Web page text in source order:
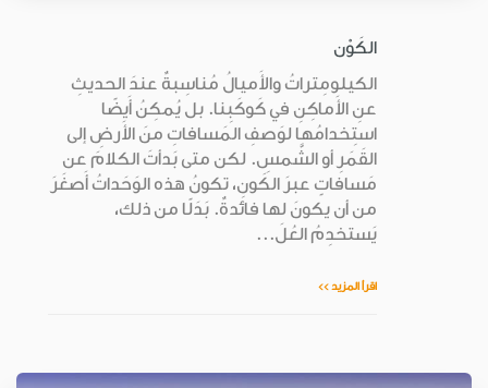
الكَوْن
الكيلومِتراتُ والأَميالُ مُناسِبةٌ عندَ الحديثِ
عنِ الأَماكِنِ في كَوكَبِنا. بل يُمكِنُ أَيضًا
استِخدامُها لوَصفِ المَسافاتِ منَ الأَرضِ إلى
القَمَرِ أو الشَّمسِ. لكن متى بَدأتَ الكلامَ عن
مَسافاتٍ عبرَ الكَونِ، تكونُ هذه الوَحَداتُ أَصغَرَ
من أن يكونَ لها فائدةٌ. بَدَلًا من ذلك،
يَستخدِمُ العُلَ...
اقرأ المزيد >>